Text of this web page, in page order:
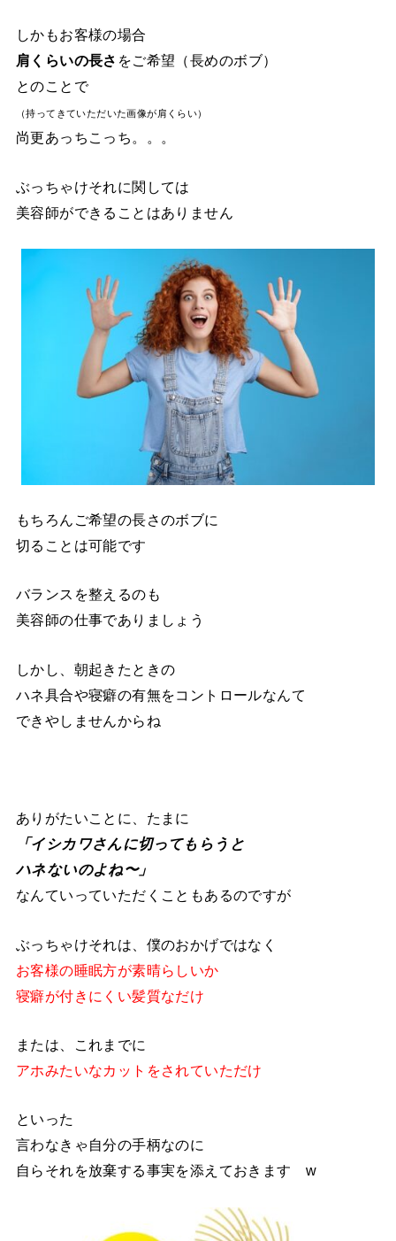
しかもお客様の場合
肩くらいの長さ をご希望（長めのボブ）
とのことで
（持ってきていただいた画像が肩くらい）
尚更あっちこっち。。。
ぶっちゃけそれに関しては
美容師ができることはありません
もちろんご希望の長さのボブに
切ることは可能です
バランスを整えるのも
美容師の仕事でありましょう
しかし、朝起きたときの
ハネ具合や寝癖の有無をコントロールなんて
できやしませんからね
ありがたいことに、たまに
「イシカワさんに切ってもらうと
ハネないのよね〜」
なんていっていただくこともあるのですが
ぶっちゃけそれは、僕のおかげではなく
お客様の睡眠方が素晴らしいか
寝癖が付きにくい髪質なだけ
または、これまでに
アホみたいなカットをされていただけ
といった
言わなきゃ自分の手柄なのに
自らそれを放棄する事実を添えておきます w